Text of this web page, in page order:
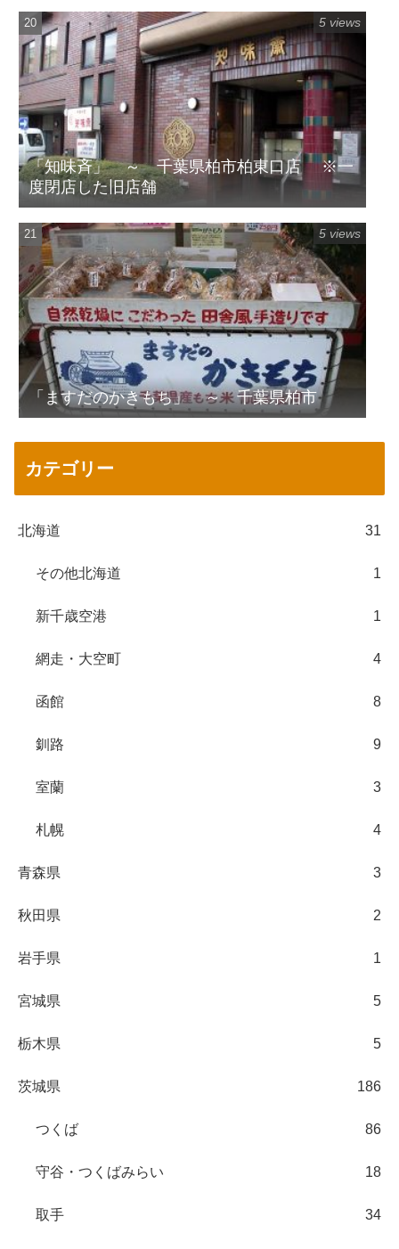
「知味斉」 ～ 千葉県柏市柏東口店 ※一
度閉店した旧店舗
5 views
「ますだのかきもち」 ～ 千葉県柏市
5 views
カテゴリー
北海道 31
その他北海道 1
新千歳空港 1
網走・大空町 4
函館 8
釧路 9
室蘭 3
札幌 4
青森県 3
秋田県 2
岩手県 1
宮城県 5
栃木県 5
茨城県 186
つくば 86
守谷・つくばみらい 18
取手 34